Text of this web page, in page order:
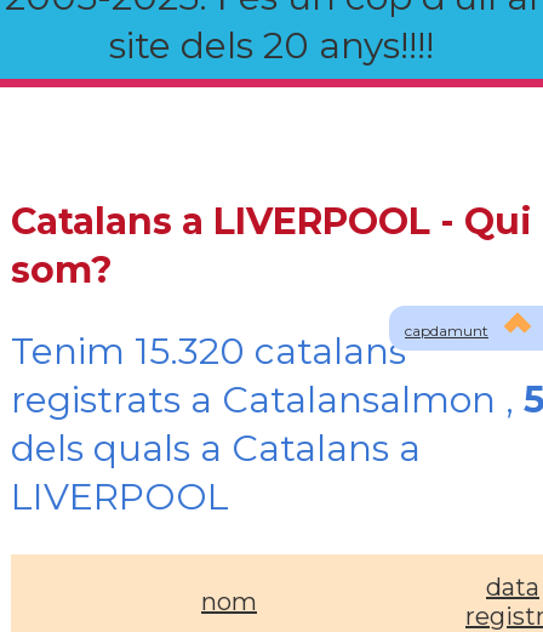
site dels 20 anys!!!!
capdamunt
Catalans a LIVERPOOL - Qui
som?
Tenim 15.320 catalans
registrats a Catalansalmon ,
dels quals a Catalans a
LIVERPOOL
nom
data